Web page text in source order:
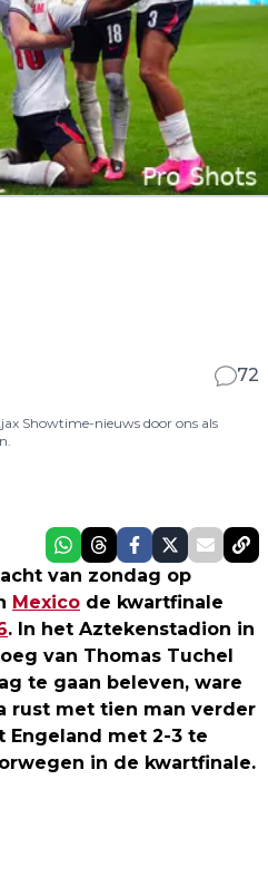
72
Showtime-nieuws door ons als
van zondag op
Mexico de kwartfinale
. In het Aztekenstadion in
van Thomas Tuchel
te gaan beleven, ware
rust met tien man verder
Engeland met 2-3 te
in de kwartfinale.